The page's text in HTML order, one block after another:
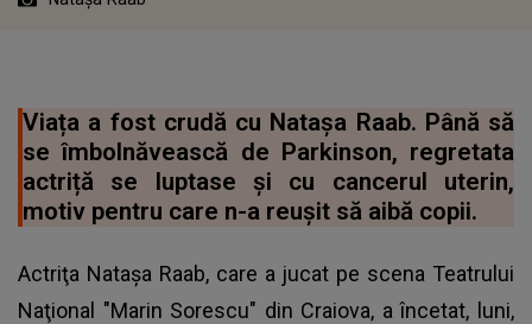
Viața a fost crudă cu Natașa Raab. Până să
se îmbolnăvească de Parkinson, regretata
actriță se luptase și cu cancerul uterin,
motiv pentru care n-a reușit să aibă copii.
Actriţa Nataşa Raab, care a jucat pe scena Teatrului
Naţional "Marin Sorescu" din Craiova, a încetat, luni,